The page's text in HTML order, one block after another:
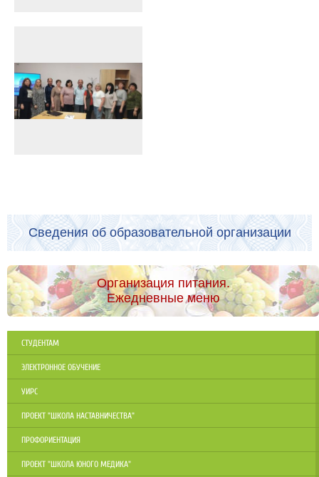
Сведения об образовательной организации
Организация питания.
Ежедневные меню
СТУДЕНТАМ
ЭЛЕКТРОННОЕ ОБУЧЕНИЕ
УИРС
ПРОЕКТ "ШКОЛА НАСТАВНИЧЕСТВА"
ПРОФОРИЕНТАЦИЯ
ПРОЕКТ "ШКОЛА ЮНОГО МЕДИКА"